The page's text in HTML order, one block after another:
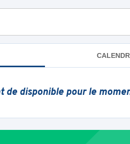
de disponible pour le